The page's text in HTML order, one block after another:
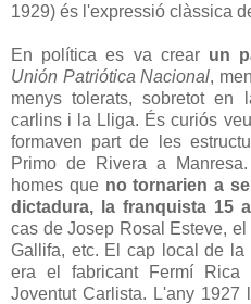
1929) és l'expressió clàssica
En política es va crear un
Unión Patriótica Nacional,
menys tolerats, sobretot en
carlins i la Lliga. És curiós
formaven part de les
Primo de Rivera a
homes que no tornarien a
dictadura, la franquista 15
cas de Josep Rosal Esteve,
Gallifa, etc. El cap local de la
era el fabricant Fermí
Joventut Carlista. L'any 1927